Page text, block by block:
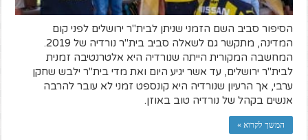
הסיפור סביב השם הזמני שניתן לבית''ר ירושלים לפני קום
המדינה, מתקשר גם לשאלה סביב בית''ר נורדיה של 2019.
המחשבה המקורית הייתה שנורדיה היא אלטרנטיבה זמנית
לבית''ר ירושלים, עד אשר יגיע היום ואת מדי בית''ר ילבש שחקן
ערבי, אך הרעיון שנורדיה היא קונספט זמני לא עובר להרבה
אנשים בקהל של נורדיה טוב באוזן.
המשך לקרוא »